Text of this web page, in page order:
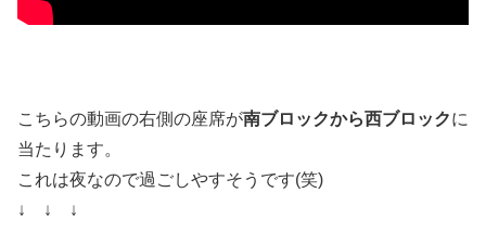
こちらの動画の右側の座席が南ブロックから西ブロックに
当たります。
これは夜なので過ごしやすそうです(笑)
↓ ↓ ↓